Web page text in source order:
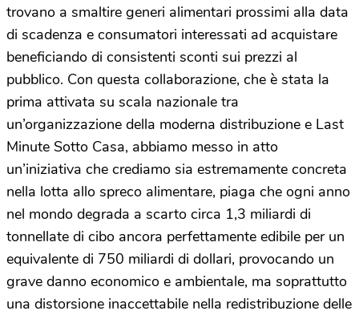
trovano a smaltire generi alimentari prossimi alla data
di scadenza e consumatori interessati ad acquistare
beneficiando di consistenti sconti sui prezzi al
pubblico. Con questa collaborazione, che è stata la
prima attivata su scala nazionale tra
un’organizzazione della moderna distribuzione e Last
Minute Sotto Casa, abbiamo messo in atto
un’iniziativa che crediamo sia estremamente concreta
nella lotta allo spreco alimentare, piaga che ogni anno
nel mondo degrada a scarto circa 1,3 miliardi di
tonnellate di cibo ancora perfettamente edibile per un
equivalente di 750 miliardi di dollari, provocando un
grave danno economico e ambientale, ma soprattutto
una distorsione inaccettabile nella redistribuzione delle